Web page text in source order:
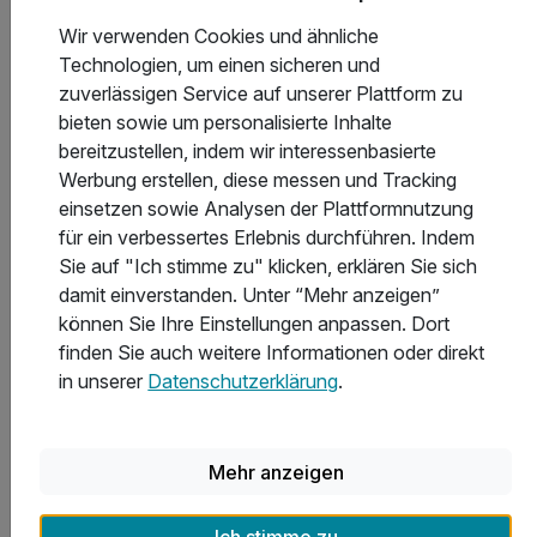
In welchen Hotels in Prag gibt es das beste Sport-
und Freizeitangebot?
Welche Hotels in Prag bieten die besten Freizeit- und
Ausflugsmöglichkeiten?
Welche Auszeichnungen haben die Hotels in Prag
erhalten?
Wir verwenden Cookies und ähnliche
Technologien, um einen sicheren und
zuverlässigen Service auf unserer Plattform zu
bieten sowie um personalisierte Inhalte
bereitzustellen, indem wir interessenbasierte
Werbung erstellen, diese messen und Tracking
einsetzen sowie Analysen der Plattformnutzung
für ein verbessertes Erlebnis durchführen. Indem
Sie auf "Ich stimme zu" klicken, erklären Sie sich
damit einverstanden. Unter “Mehr anzeigen”
können Sie Ihre Einstellungen anpassen. Dort
finden Sie auch weitere Informationen oder direkt
in unserer Datenschutzerklärung.
Mehr anzeigen